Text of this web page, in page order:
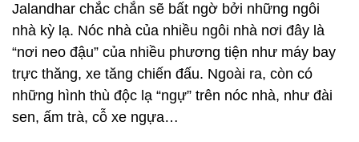
Jalandhar chắc chắn sẽ bất ngờ bởi những ngôi
nhà kỳ lạ. Nóc nhà của nhiều ngôi nhà nơi đây là
“nơi neo đậu” của nhiều phương tiện như máy bay
trực thăng, xe tăng chiến đấu. Ngoài ra, còn có
những hình thù độc lạ “ngự” trên nóc nhà, như đài
sen, ấm trà, cỗ xe ngựa…